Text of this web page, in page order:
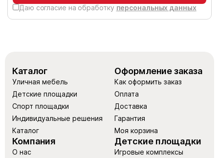
Даю согласие на обработку персональных данных
Каталог
Уличная мебель
Детские площадки
Спорт площадки
Индивидуальные решения
Каталог
Оформление заказа
Как оформить заказ
Оплата
Доставка
Гарантия
Моя корзина
Компания
О нас
Детские площадки
Игровые комплексы